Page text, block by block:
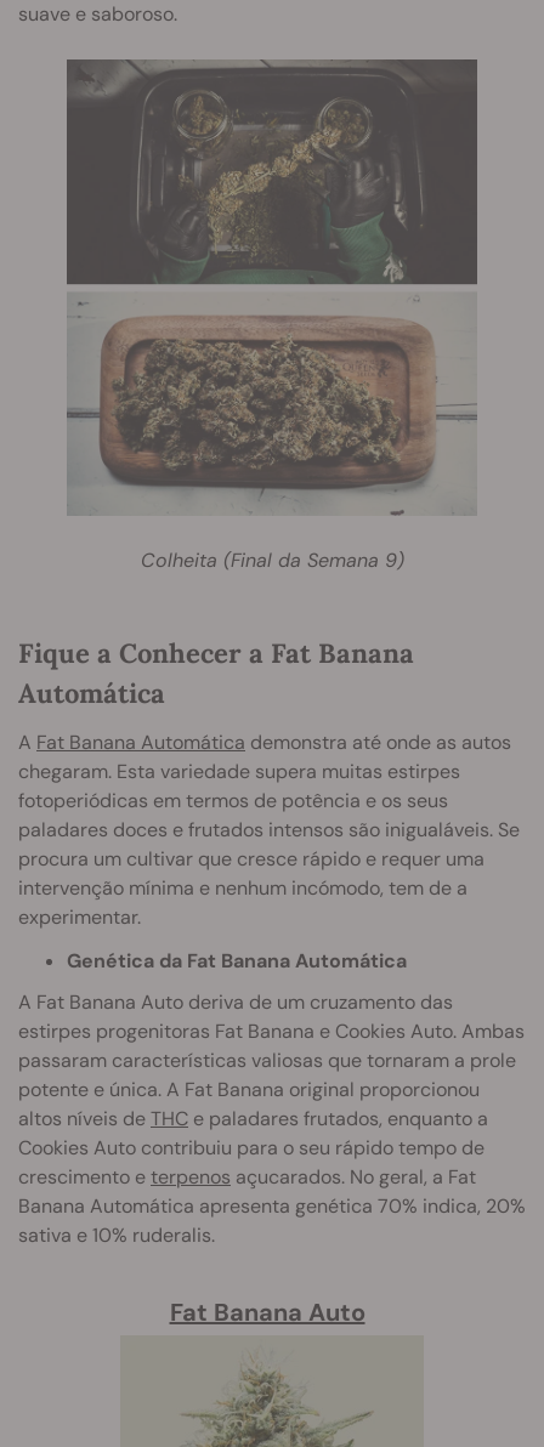
suave e saboroso.
Colheita (Final da Semana 9)
Fique a Conhecer a Fat Banana
Automática
A Fat Banana Automática demonstra até onde as autos
chegaram. Esta variedade supera muitas estirpes
fotoperiódicas em termos de potência e os seus
paladares doces e frutados intensos são inigualáveis. Se
procura um cultivar que cresce rápido e requer uma
intervenção mínima e nenhum incómodo, tem de a
experimentar.
Genética da Fat Banana Automática
A Fat Banana Auto deriva de um cruzamento das
estirpes progenitoras Fat Banana e Cookies Auto. Ambas
passaram características valiosas que tornaram a prole
potente e única. A Fat Banana original proporcionou
altos níveis deTHC e paladares frutados, enquanto a
Cookies Auto contribuiu para o seu rápido tempo de
crescimento eterpenos açucarados. No geral, a Fat
Banana Automática apresenta genética 70% indica, 20%
sativa e 10% ruderalis.
Fat Banana Auto